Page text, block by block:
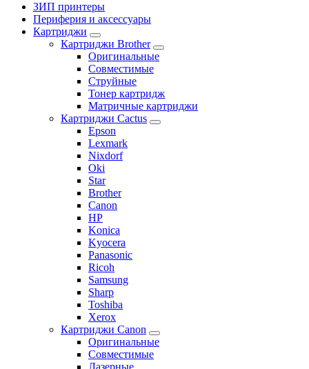
ЗИП принтеры
Периферия и аксессуары
Картриджи
Картриджи Brother
Оригинальные
Совместимые
Струйные
Тонер картридж
Матричные картриджи
Картриджи Cactus
Epson
Lexmark
Nixdorf
Oki
Star
Brother
Canon
HP
Konica
Kyocera
Panasonic
Ricoh
Samsung
Sharp
Toshiba
Xerox
Картриджи Canon
Оригинальные
Совместимые
Лазерные